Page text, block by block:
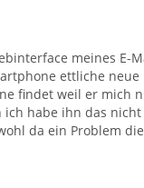
meines E-
ettliche neue
findet weil er mich
ich habe ihn das
da ein Problem